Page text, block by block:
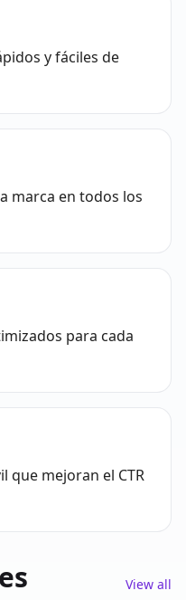
y fáciles de
marca en todos los
para cada
que mejoran el CTR
View all